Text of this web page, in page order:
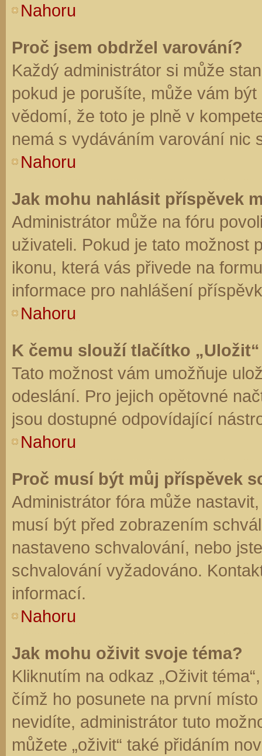
Nahoru
Proč jsem obdržel varování?
Každý administrátor si může
pokud je porušíte, může vám
vědomí, že toto je plně v
nemá s vydáváním varování nic
Nahoru
Jak mohu nahlásit příspěvek
Administrátor může na fóru
uživateli. Pokud je tato možnost
ikonu, která vás přivede na
informace pro nahlášení
Nahoru
K čemu slouží tlačítko
Tato možnost vám umožňuje
odeslání. Pro jejich opětovné
jsou dostupné odpovídající
Nahoru
Proč musí být můj příspěvek
Administrátor fóra může
musí být před zobrazením
nastaveno schvalování, nebo
schvalování vyžadováno.
informací.
Nahoru
Jak mohu oživit svoje téma?
Kliknutím na odkaz „Oživit
čímž ho posunete na první
nevidíte, administrátor tuto
můžete „oživit“ také přidáním